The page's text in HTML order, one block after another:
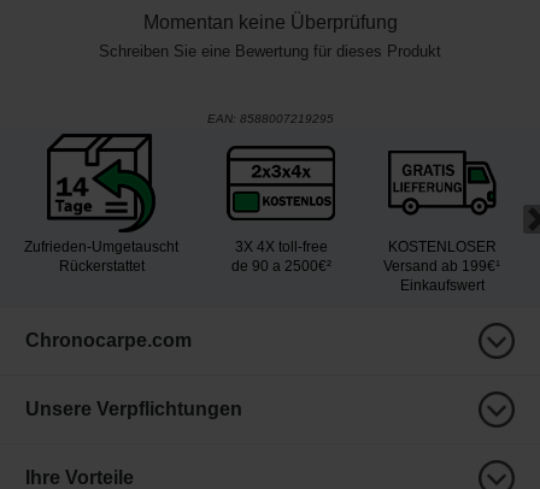
Momentan keine Überprüfung
Schreiben Sie eine Bewertung für dieses Produkt
EAN: 8588007219295
Zufrieden-Umgetauscht
Rückerstattet
3X 4X toll-free
de 90 a 2500€²
KOSTENLOSER
Versand ab 199€¹
Einkaufswert
Chronocarpe.com
Unsere Verpflichtungen
Ihre Vorteile